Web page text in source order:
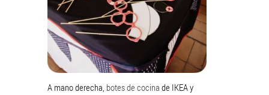
A mano derecha, botes de cocina de IKEA y